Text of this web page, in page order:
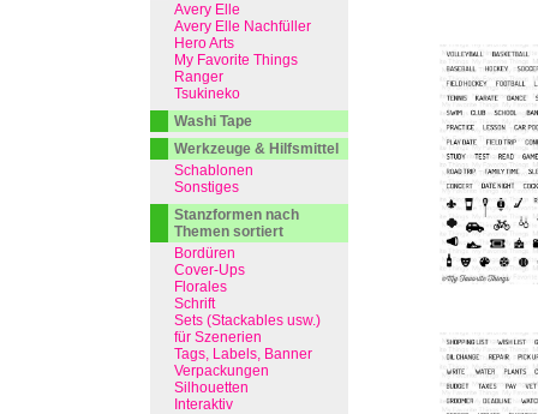
Avery Elle
Avery Elle Nachfüller
Hero Arts
My Favorite Things
Ranger
Tsukineko
Washi Tape
Werkzeuge & Hilfsmittel
Schablonen
Sonstiges
Stanzformen nach
Themen sortiert
Bordüren
Cover-Ups
Florales
Schrift
Sets (Stackables usw.)
für Szenerien
Tags, Labels, Banner
Verpackungen
Silhouetten
Interaktiv